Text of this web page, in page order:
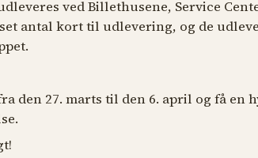
ved Billethusene, Service
antal kort til udlevering, og de
den 27. marts til den 6. april og få en